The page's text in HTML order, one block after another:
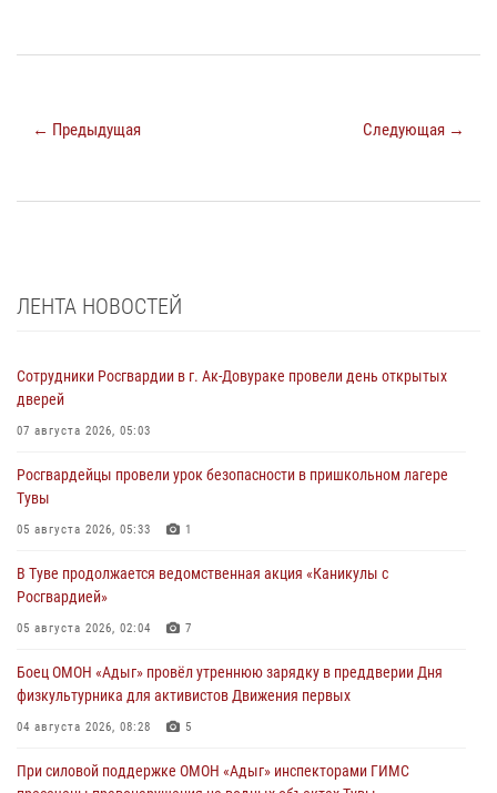
← Предыдущая Следующая →
ЛЕНТА НОВОСТЕЙ
Сотрудники Росгвардии в г. Ак-Довураке провели день открытых
дверей
07 августа 2026, 05:03
Росгвардейцы провели урок безопасности в пришкольном лагере
Тувы
05 августа 2026, 05:33 1
В Туве продолжается ведомственная акция «Каникулы с
Росгвардией»
05 августа 2026, 02:04 7
Боец ОМОН «Адыг» провёл утреннюю зарядку в преддверии Дня
физкультурника для активистов Движения первых
04 августа 2026, 08:28 5
При силовой поддержке ОМОН «Адыг» инспекторами ГИМС